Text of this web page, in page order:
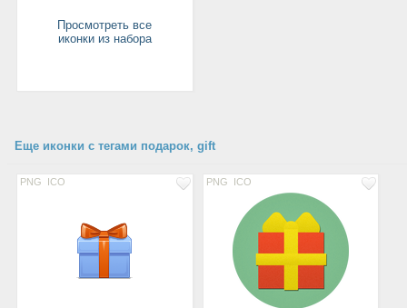
Просмотреть все
иконки из набора
Еще иконки с тегами подарок, gift
PNG ICO PNG ICO